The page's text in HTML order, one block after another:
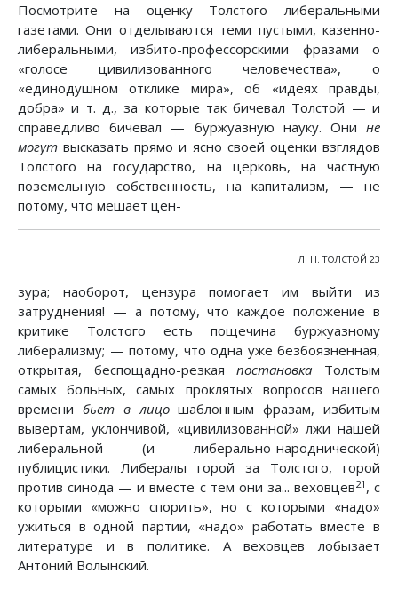
Посмотрите на оценку Толстого либеральными
газетами. Они отделываются теми пустыми, казенно-
либеральными, избито-профессорскими фразами о
«голосе цивилизованного человечества», о
«единодушном отклике мира», об «идеях правды,
добра» и т. д., за которые так бичевал Толстой — и
справедливо бичевал — буржуазную науку. Они не
могут высказать прямо и ясно своей оценки взглядов
Толстого на государство, на церковь, на частную
поземельную собственность, на капитализм, — не
потому, что мешает цен-
Л. Н. ТОЛСТОЙ 23
зура; наоборот, цензура помогает им выйти из
затруднения! — а потому, что каждое положение в
критике Толстого есть пощечина буржуазному
либерализму; — потому, что одна уже безбоязненная,
открытая, беспощадно-резкаяпостановка Толстым
самых больных, самых проклятых вопросов нашего
времени бьет в лицошаблонным фразам, избитым
вывертам, уклончивой, «цивилизованной» лжи нашей
либеральной (и либерально-народнической)
публицистики. Либералы горой за Толстого, горой
против синода — и вместе с тем они за... веховцев21 , с
которыми «можно спорить», но с которыми «надо»
ужиться в одной партии, «надо» работать вместе в
литературе и в политике. А веховцев лобызает
Антоний Волынский.